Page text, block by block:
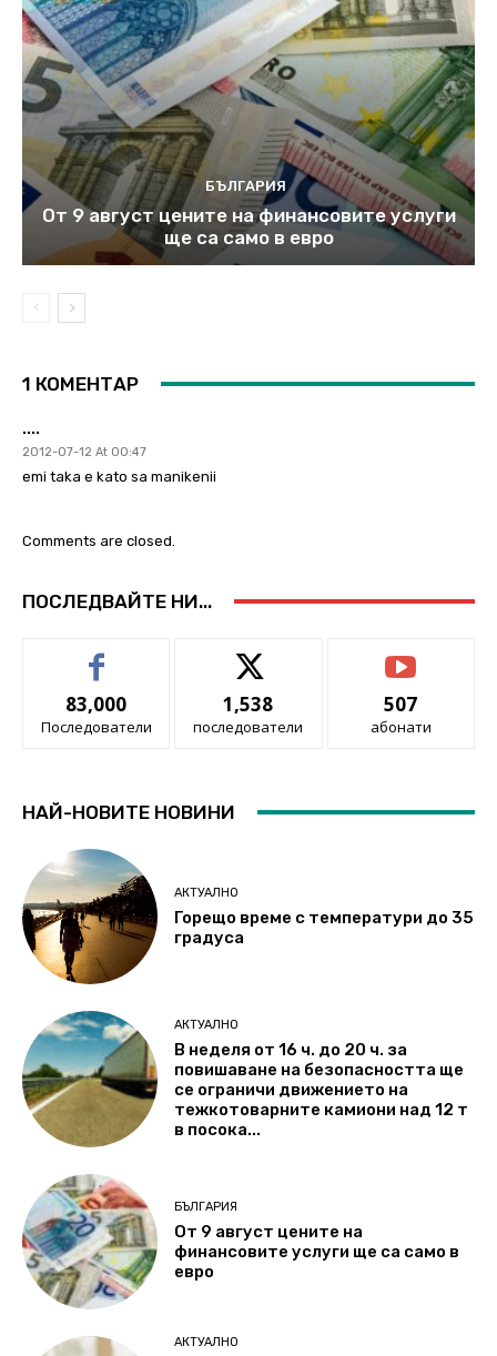
БЪЛГАРИЯ
От 9 август цените на финансовите услуги
ще са само в евро
1 КОМЕНТАР
....
2012-07-12 At 00:47
emi taka e kato sa manikenii
Comments are closed.
ПОСЛЕДВАЙТЕ НИ...
83,000
Последователи
1,538
последователи
507
абонати
НАЙ-НОВИТЕ НОВИНИ
АКТУАЛНО
Горещо време с температури до 35
градуса
АКТУАЛНО
В неделя от 16 ч. до 20 ч. за
повишаване на безопасността ще
се ограничи движението на
тежкотоварните камиони над 12 т
в посока...
БЪЛГАРИЯ
От 9 август цените на
финансовите услуги ще са само в
евро
АКТУАЛНО